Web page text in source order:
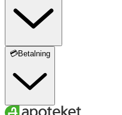
💳Betalning